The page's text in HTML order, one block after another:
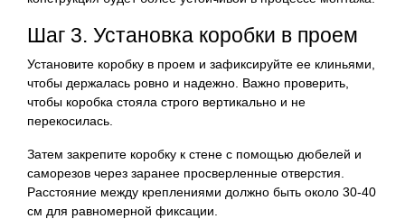
Шаг 3. Установка коробки в проем
Установите коробку в проем и зафиксируйте ее клиньями,
чтобы держалась ровно и надежно. Важно проверить,
чтобы коробка стояла строго вертикально и не
перекосилась.
Затем закрепите коробку к стене с помощью дюбелей и
саморезов через заранее просверленные отверстия.
Расстояние между креплениями должно быть около 30-40
см для равномерной фиксации.